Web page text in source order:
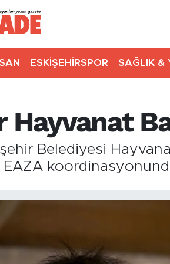
ESKİŞEHİRSPOR SAĞLIK &
Hayvanat
Belediyesi